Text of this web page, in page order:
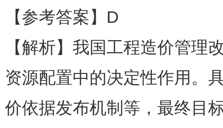
【参考答案】D
【解析】我国工程造价管理
资源配置中的决定性作用。
价依据发布机制等，最终目